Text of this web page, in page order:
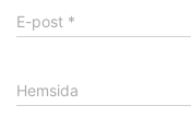
E-post *
Hemsida